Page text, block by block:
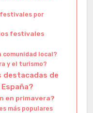
por
festivales
comunidad local?
y el turismo?
destacadas de
en primavera?
más populares